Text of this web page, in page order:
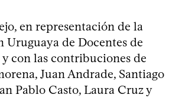
en representación de la
Uruguaya de Docentes de
con las contribuciones de
Juan Andrade, Santiago
Pablo Casto, Laura Cruz y